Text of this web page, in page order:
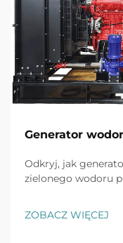
Generator
Odkryj, jak
zielonego wodoru
ZOBACZ WIĘCEJ